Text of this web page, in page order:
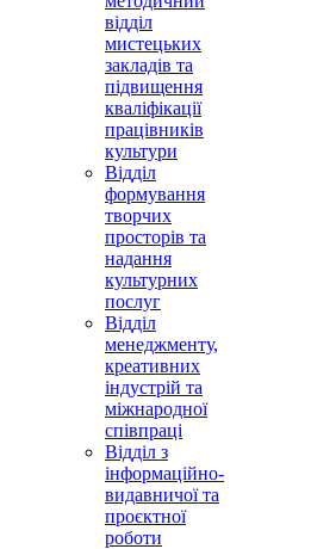
відділ
мистецьких
закладів та
підвищення
кваліфікації
працівників
культури
Відділ
формування
творчих
просторів та
надання
культурних
послуг
Відділ
менеджменту,
креативних
індустрій та
міжнародної
співпраці
Відділ з
інформаційно-
видавничої та
проєктної
роботи